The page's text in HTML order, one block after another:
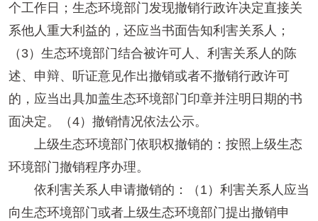
个工作日；生态环境部门发现撤销行政许决定直接关
系他人重大利益的，还应当书面告知利害关系人；
（3）生态环境部门结合被许可人、利害关系人的陈
述、申辩、听证意见作出撤销或者不撤销行政许可
的，应当出具加盖生态环境部门印章并注明日期的书
面决定。（4）撤销情况依法公示。
上级生态环境部门依职权撤销的：按照上级生态
环境部门撤销程序办理。
依利害关系人申请撤销的：（1）利害关系人应当
向生态环境部门或者上级生态环境部门提出撤销申